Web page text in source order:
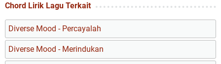
Chord Lirik Lagu Terkait
Diverse Mood - Percayalah
Diverse Mood - Merindukan